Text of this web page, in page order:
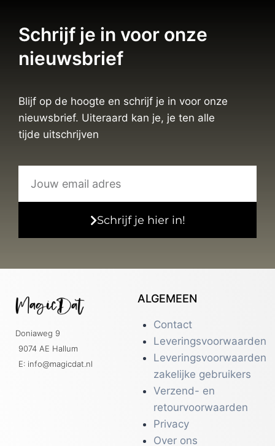
Schrijf je in voor onze
nieuwsbrief
Blijf op de hoogte en schrijf je in voor onze
nieuwsbrief. Uiteraard kan je, je ten alle
tijde uitschrijven
Schrijf je hier in!
Doniaweg 9
9074 AE Hallum
E: info@magicdat.nl
ALGEMEEN
Contact
Leveringsvoorwaarden
Leveringsvoorwaarden
zakelijke gebruikers
Verzend- en
retourvoorwaarden
Privacy
Over ons